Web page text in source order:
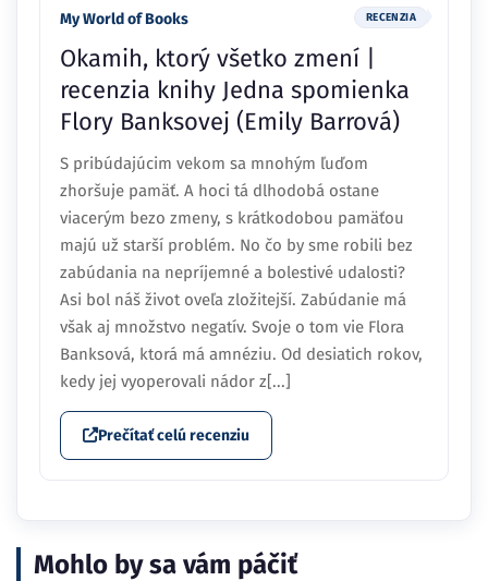
My World of Books RECENZIA
Okamih, ktorý všetko zmení |
recenzia knihy Jedna spomienka
Flory Banksovej (Emily Barrová)
S pribúdajúcim vekom sa mnohým ľuďom
zhoršuje pamäť. A hoci tá dlhodobá ostane
viacerým bezo zmeny, s krátkodobou pamäťou
majú už starší problém. No čo by sme robili bez
zabúdania na nepríjemné a bolestivé udalosti?
Asi bol náš život oveľa zložitejší. Zabúdanie má
však aj množstvo negatív. Svoje o tom vie Flora
Banksová, ktorá má amnéziu. Od desiatich rokov,
kedy jej vyoperovali nádor z[...]
Prečítať celú recenziu
Mohlo by sa vám páčiť